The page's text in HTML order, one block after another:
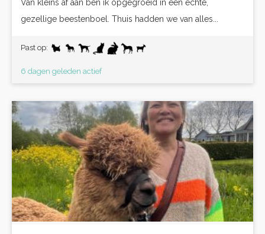
Van kleins af aan ben ik opgegroeid in een echte,
gezellige beestenboel. Thuis hadden we van alles...
Past op:
6 dagen geleden actief